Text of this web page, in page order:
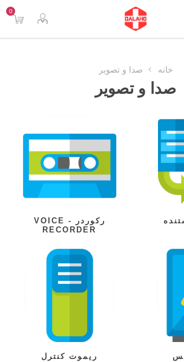
0
خانه صدا و تصویر
صدا و تصویر
رکوردر - VOICE
RECORDER
ریموت کنترل